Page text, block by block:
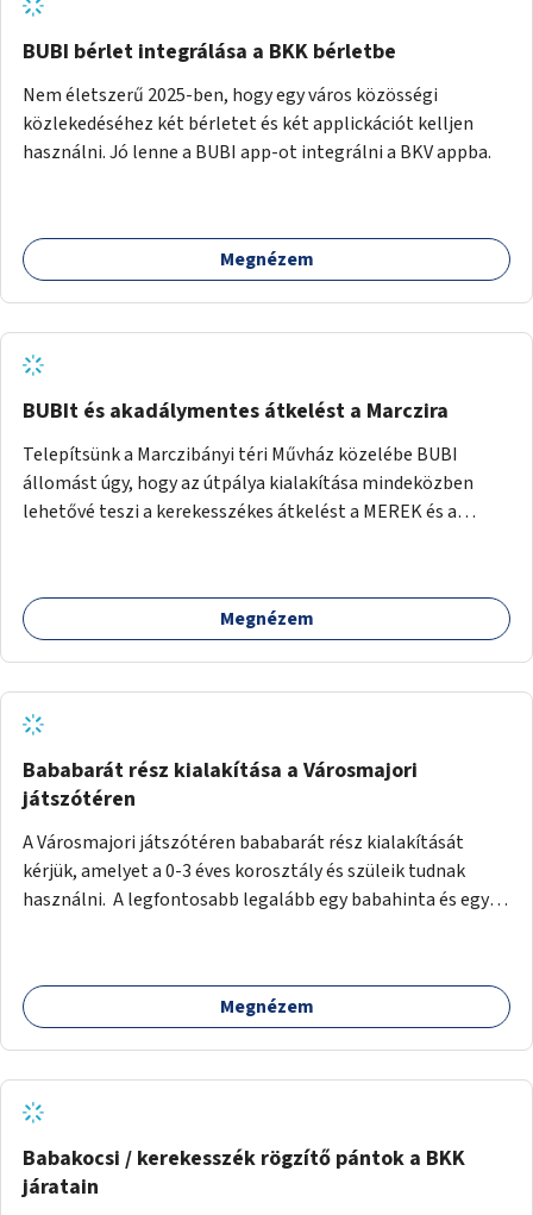
BUBI bérlet integrálása a BKK bérletbe
Nem életszerű 2025-ben, hogy egy város közösségi
közlekedéséhez két bérletet és két applickációt kelljen
használni. Jó lenne a BUBI app-ot integrálni a BKV appba.
Megnézem
BUBIt és akadálymentes átkelést a Marczira
Telepítsünk a Marczibányi téri Művház közelébe BUBI
állomást úgy, hogy az útpálya kialakítása mindeközben
lehetővé teszi a kerekesszékes átkelést a MEREK és a
Megnézem
Bababarát rész kialakítása a Városmajori
játszótéren
A Városmajori játszótéren bababarát rész kialakítását
kérjük, amelyet a 0-3 éves korosztály és szüleik tudnak
használni. A legfontosabb legalább egy babahinta és egy
legyen, amit még ülni nem tudó babák is használhatnak, és
kerülhet mellé egy testvérhinta is (baba és tesó egyszerre
telepítése is sokat segítene. Ezen kívül még egy
kismotoros, futóbiciklis rész kialakítása indokolt.
Megnézem
Babakocsi / kerekesszék rögzítő pántok a BKK
járatain